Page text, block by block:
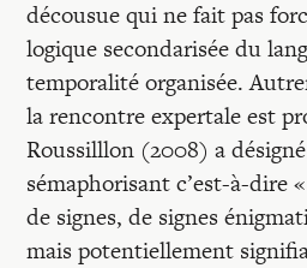
décousue qui ne fait pas
logique secondarisée du
temporalité organisée.
la rencontre expertale est
Roussilllon (2008) a
sémaphorisant c’est-à-dire
de signes, de signes
mais potentiellement